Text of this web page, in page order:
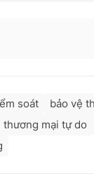
soát
bảo vệ
thương mại tự do